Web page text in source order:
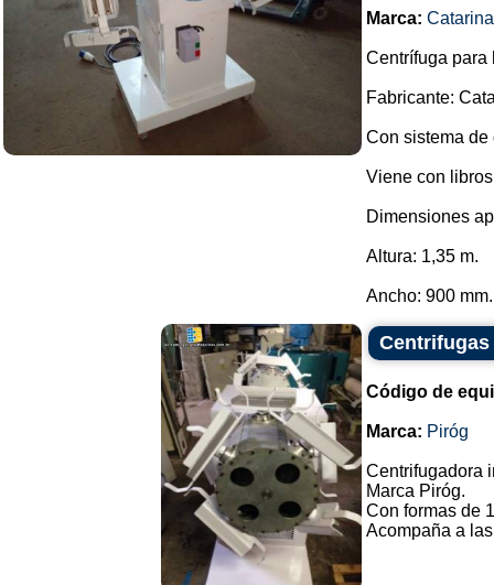
Marca:
Centrífuga para
Fabricante:
Con sistema de
Viene con
Dimensiones
Altura: 1,35 m.
Ancho: 900
Código de
Marca: Piróg
Centrifugadora
Marca Piróg.
Con formas de
Acompaña a